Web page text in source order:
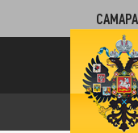
САМАРА